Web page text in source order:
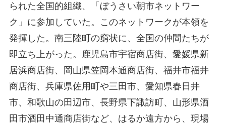
られた全国的組織、「ぼうさい朝市ネットワー
ク」に参加していた。このネットワークが本領を
発揮した。南三陸町の窮状に、全国の仲間たちが
即立ち上がった。鹿児島市宇宿商店街、愛媛県新
居浜商店街、岡山県笠岡本通商店街、福井市福井
商店街、兵庫県佐用町や三田市、愛知県春日井
市、和歌山の田辺市、長野県下諏訪町、山形県酒
田市酒田中通商店街など、はるか遠方から、現場